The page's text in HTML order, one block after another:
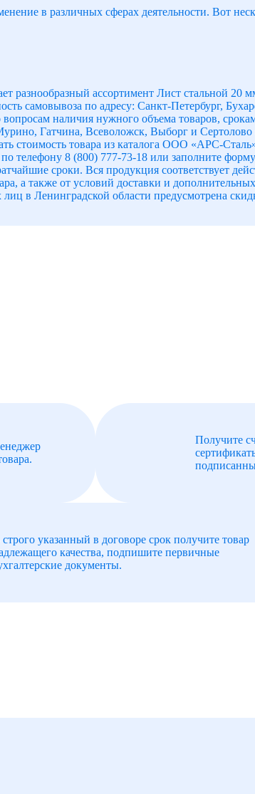
в различных сферах деятельности. Вот
ассортимент Лист стальной 20
самовывоза по адресу: Санкт-Петербург,
наличия нужного объема товаров,
Гатчина, Всеволожск, Выборг и
стоимость товара из каталога ООО «АРС-
телефону 8 (800) 777-73-18 или заполните
сроки. Вся продукция соответствует
а также от условий доставки и
в Ленинградской области предусмотрена
Получите
указанный в договоре срок получите товар
качества, подпишите первичные
документы.